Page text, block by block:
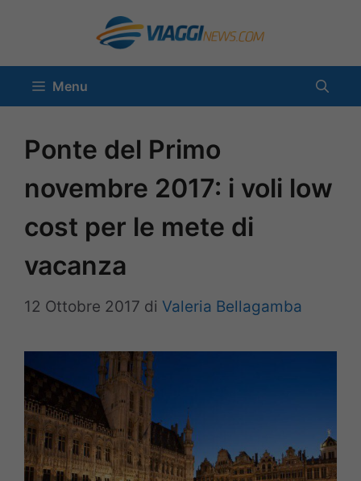
contenuto
Menu
Ponte del Primo
novembre 2017: i voli low
cost per le mete di
vacanza
12 Ottobre 2017 di Valeria Bellagamba